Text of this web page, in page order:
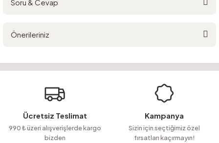
Soru & Cevap
Soru Sor
Önerileriniz
Görüş ve önerileriniz için teşekkür ederiz.
Ürün resmi kalitesiz, bozuk veya görüntülenemiyor.
Ürün açıklamasında eksik bilgiler bulunuyor.
Ürün bilgilerinde hatalar bulunuyor.
Ücretsiz Teslimat
990 ₺ üzeri alışverişlerde kargo
bizden
Kampanya
Sizin için seçtiğimiz özel
fırsatları kaçırmayın!